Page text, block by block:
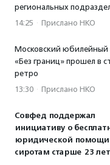
региональных
14:25 · Прислано НКО
Московский юбилейный
«Без границ» прошел в
ретро
13:30 · Прислано НКО
Совфед поддержал
инициативу о
юридической помощи
сиротам старше 23 лет